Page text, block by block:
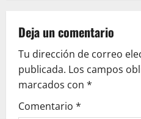
v
i
g
Deja un comentario
Tu dirección de correo
publicada. Los campos
marcados con *
Comentario *